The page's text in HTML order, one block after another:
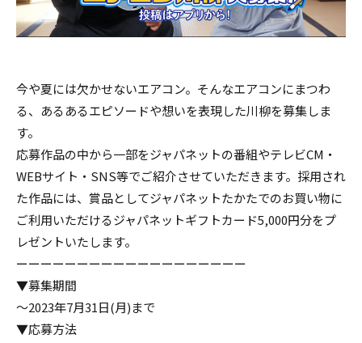
今や夏には欠かせないエアコン。そんなエアコンにまつわ
る、あるあるエピソードや想いを表現した川柳を募集しま
す。
応募作品の中から一部をジャパネットの番組やテレビCM・
WEBサイト・SNS等でご紹介させていただきます。採用され
た作品には、賞品としてジャパネットたかたでのお買い物に
ご利用いただけるジャパネットギフトカード5,000円分をプ
レゼントいたします。
ーーーーーーーーーーーーーーーーーーー
▼募集期間
～2023年7月31日(月)まで
▼応募方法